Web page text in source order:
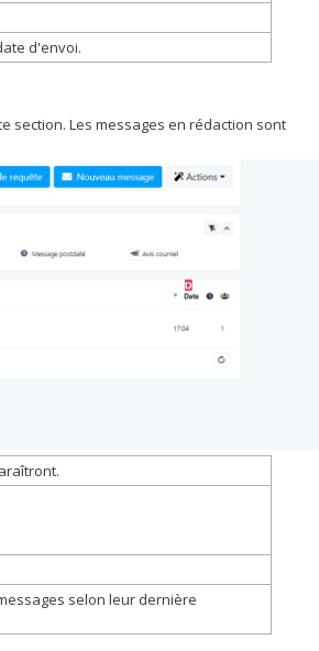
d'envoi.
section. Les messages en rédaction sont
selon leur dernière